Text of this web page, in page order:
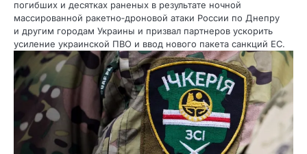
погибших и десятках раненых в результате ночной
массированной ракетно‑дроновой атаки России по Днепру
и другим городам Украины и призвал партнеров ускорить
усиление украинской ПВО и ввод нового пакета санкций ЕС.